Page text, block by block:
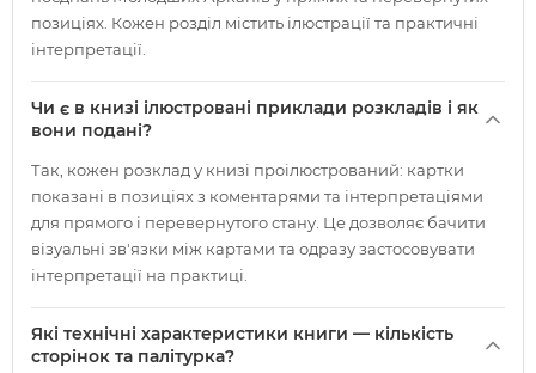
позиціях. Кожен розділ містить ілюстрації та практичні
інтерпретації.
Чи є в книзі ілюстровані приклади розкладів і як
вони подані?
Так, кожен розклад у книзі проілюстрований: картки
показані в позиціях з коментарями та інтерпретаціями
для прямого і перевернутого стану. Це дозволяє бачити
візуальні зв'язки між картами та одразу застосовувати
інтерпретації на практиці.
Які технічні характеристики книги — кількість
сторінок та палітурка?